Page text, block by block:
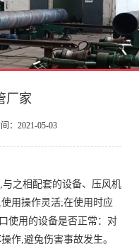
厂家
：2021-05-03
之相配套的设备、压风机
用操作灵活;在使用时应
使用的设备是否正常：对
作,避兔伤害事故发生。